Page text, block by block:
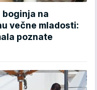
boginja na
večne mladosti:
poznate